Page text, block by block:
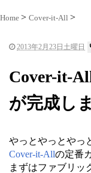
Home Cover-it-All
2013年2月23日土曜日
Cover-it-
が完成し
やっとやっとやっ
Cover-it-Allの定番
まずはファブリッ